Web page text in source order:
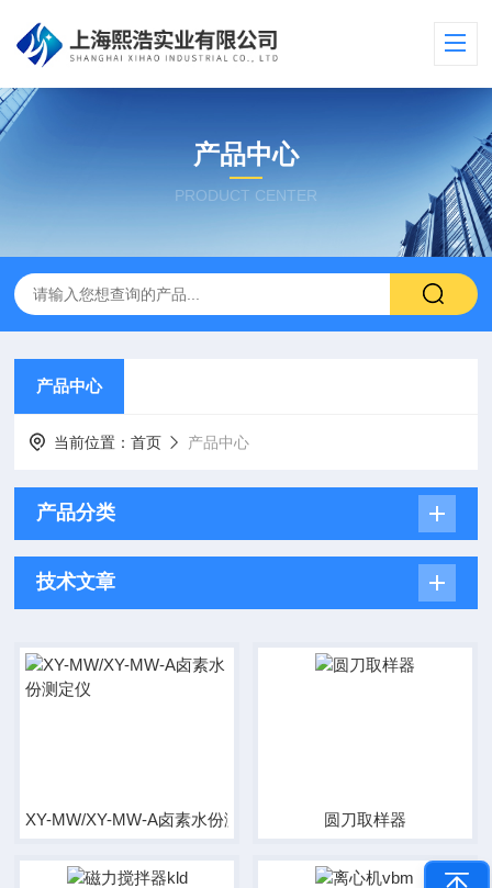
产品中心
PRODUCT CENTER
产品中心
当前位置：首页 产品中心
产品分类
技术文章
XY-MW/XY-MW-A卤素水份测定仪 圆刀取样器